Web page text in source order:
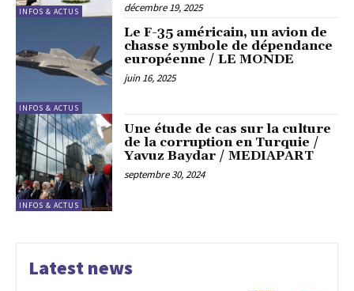
INFOS & ACTUS décembre 19, 2025
INFOS & ACTUS
Le F-35 américain, un avion de
chasse symbole de dépendance
européenne / LE MONDE
juin 16, 2025
INFOS & ACTUS
Une étude de cas sur la culture
de la corruption en Turquie /
Yavuz Baydar / MEDIAPART
septembre 30, 2024
Latest news